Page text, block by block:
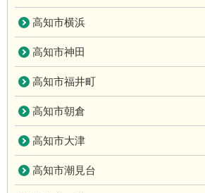
高知市横浜
高知市神田
高知市福井町
高知市朝倉
高知市大津
高知市潮見台